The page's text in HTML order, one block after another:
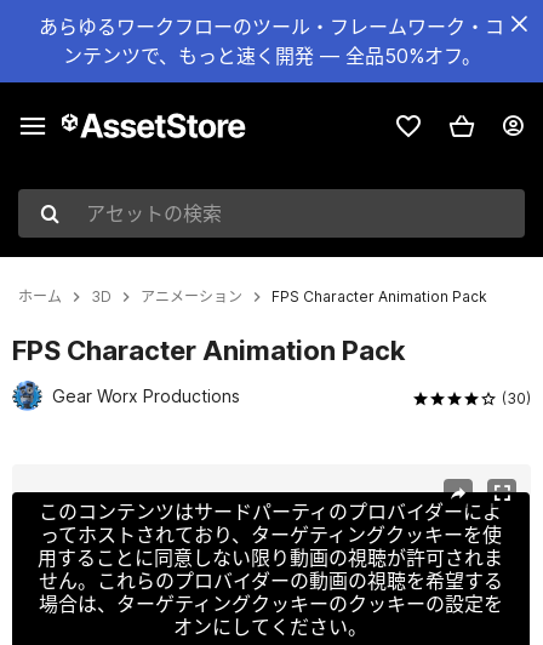
あらゆるワークフローのツール・フレームワーク・コ
ンテンツで、もっと速く開発 — 全品50%オフ。
アセットの検索
ホーム 3D アニメーション FPS Character Animation Pack
FPS Character Animation Pack
Gear Worx Productions (30)
このコンテンツはサードパーティのプロバイダーによ
ってホストされており、ターゲティングクッキーを使
用することに同意しない限り動画の視聴が許可されま
せん。これらのプロバイダーの動画の視聴を希望する
場合は、ターゲティングクッキーのクッキーの設定を
オンにしてください。